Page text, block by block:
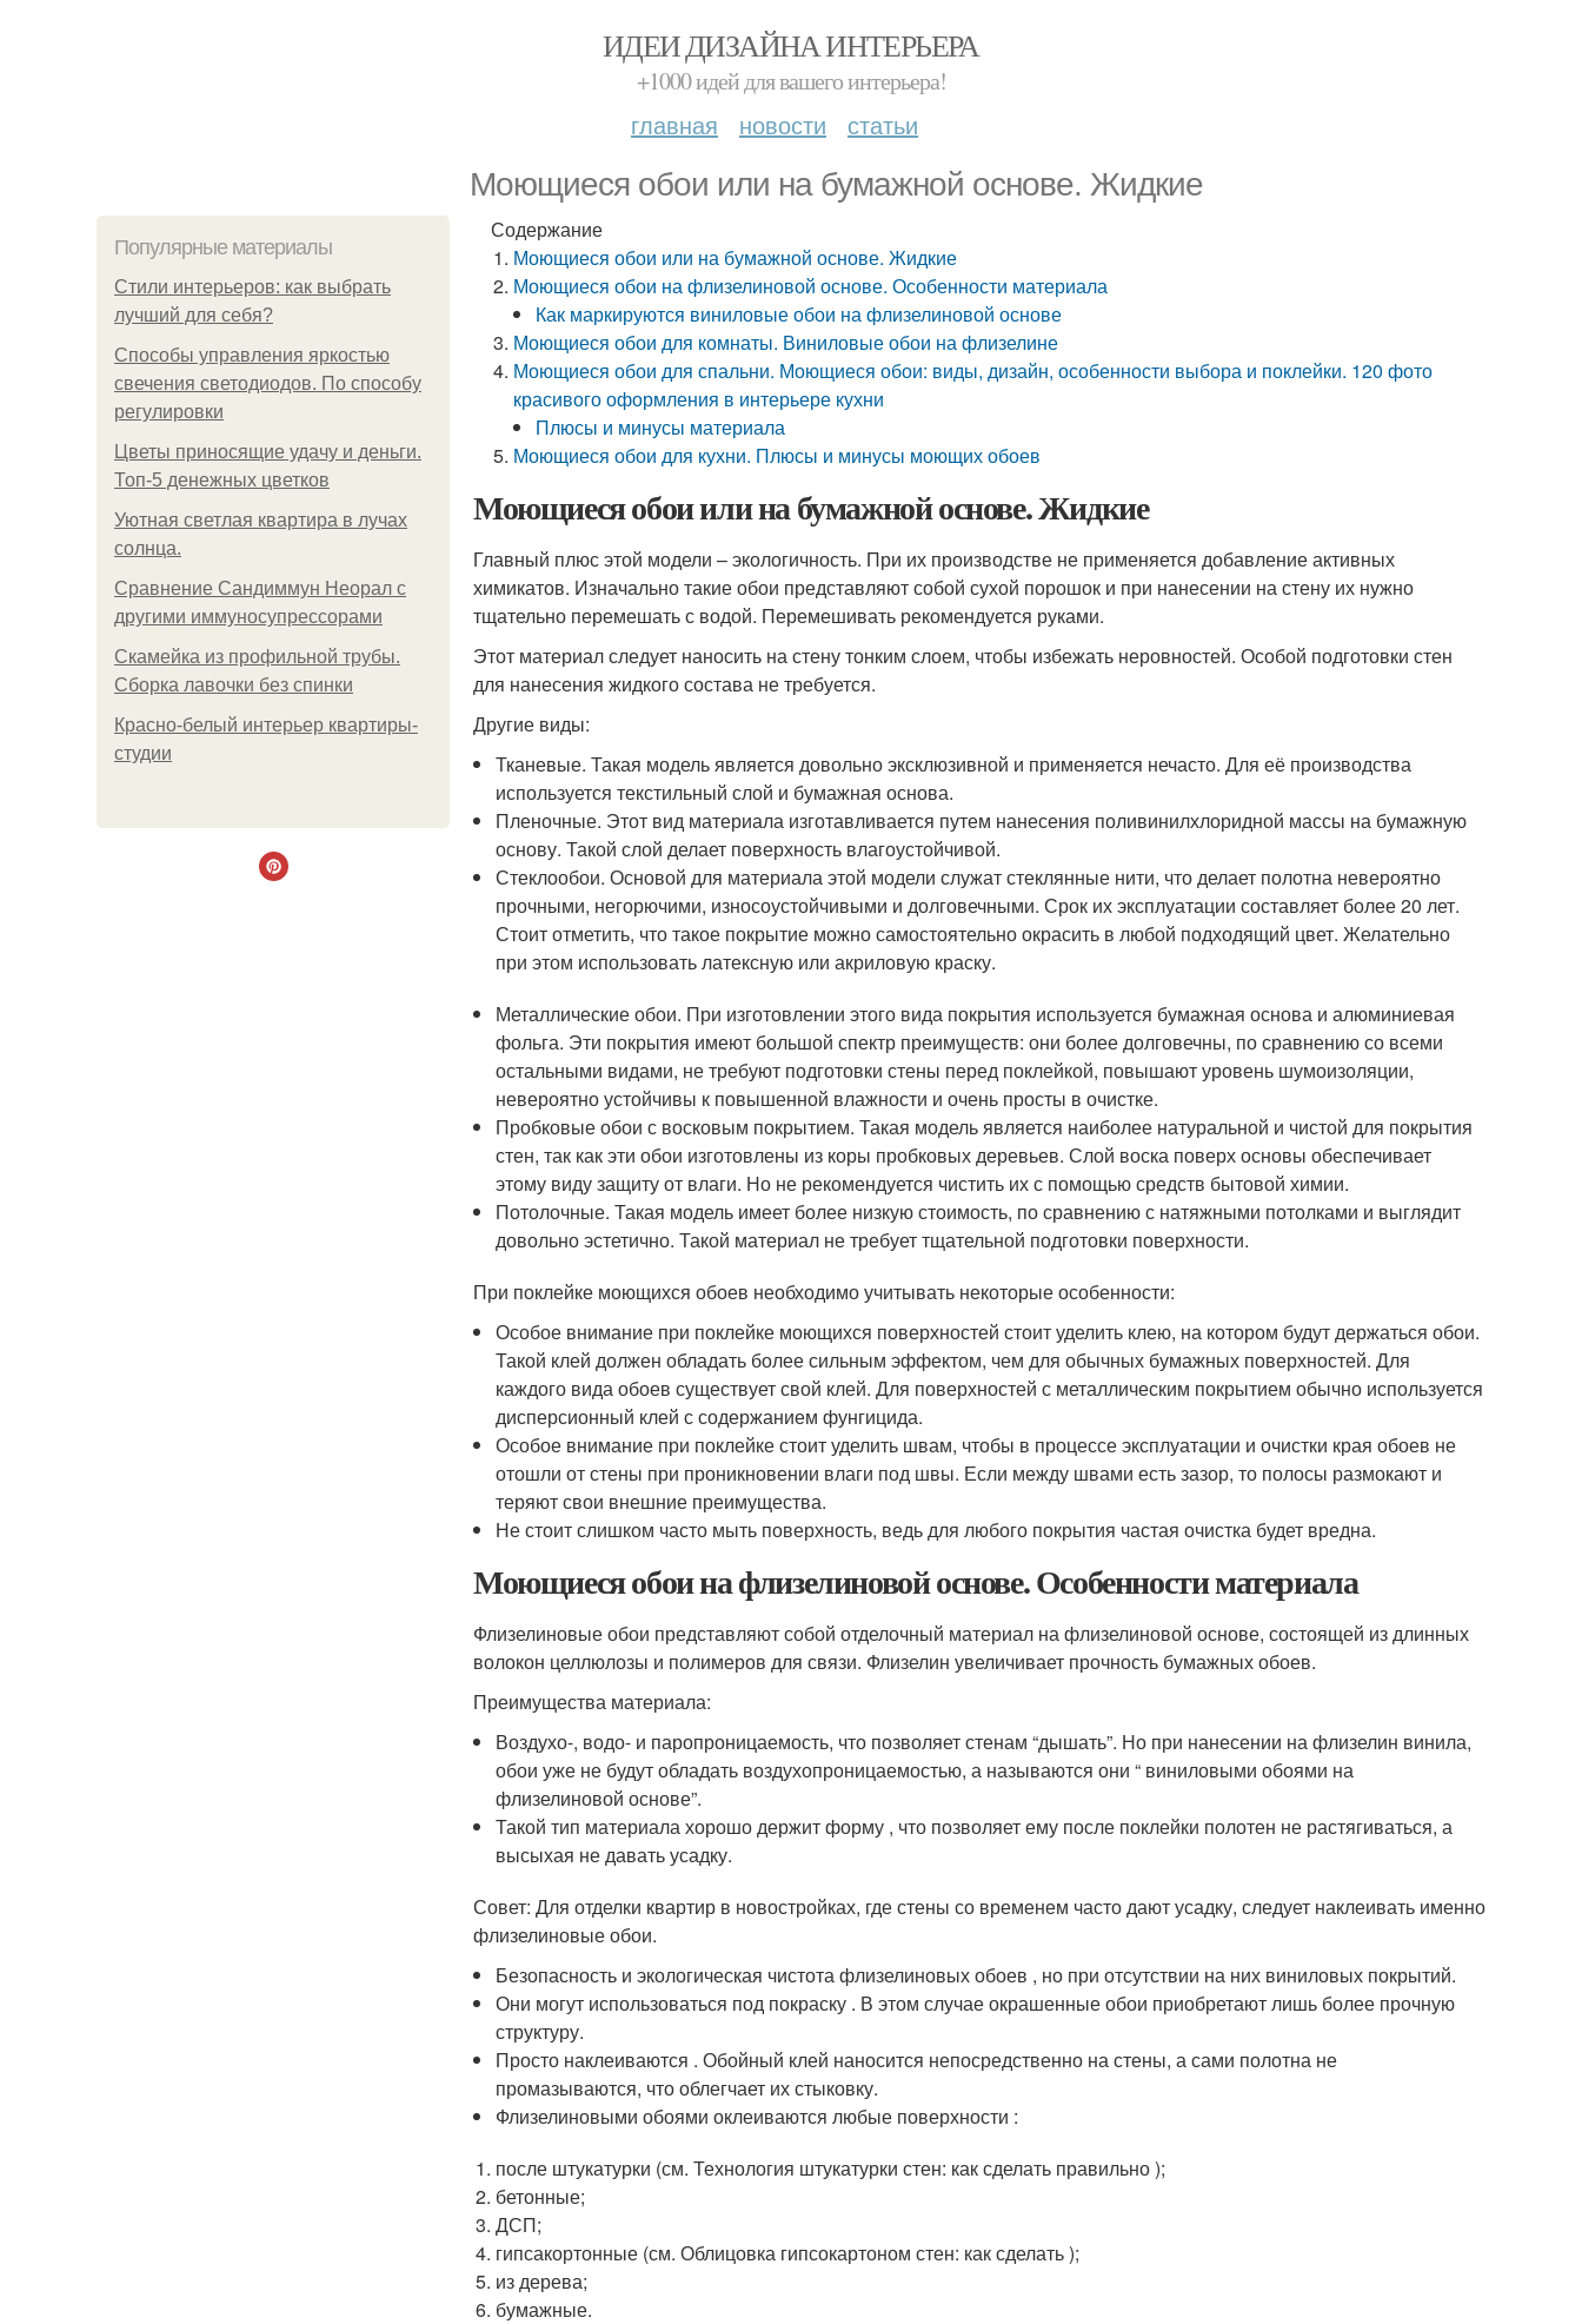
ИДЕИ ДИЗАЙНА ИНТЕРЬЕРА
+1000 идей для вашего интерьера!
главная новости статьи
Моющиеся обои или на бумажной основе. Жидкие
Популярные материалы
Стили интерьеров: как выбрать
лучший для себя?
Способы управления яркостью
свечения светодиодов. По способу
регулировки
Цветы приносящие удачу и деньги.
Топ-5 денежных цветков
Уютная светлая квартира в лучах
солнца.
Сравнение Сандиммун Неорал с
другими иммуносупрессорами
Скамейка из профильной трубы.
Сборка лавочки без спинки
Красно-белый интерьер квартиры-
студии
Содержание
Моющиеся обои или на бумажной основе. Жидкие
Моющиеся обои на флизелиновой основе. Особенности материала
Как маркируются виниловые обои на флизелиновой основе
Моющиеся обои для комнаты. Виниловые обои на флизелине
Моющиеся обои для спальни. Моющиеся обои: виды, дизайн, особенности выбора и поклейки. 120 фото
красивого оформления в интерьере кухни
Плюсы и минусы материала
Моющиеся обои для кухни. Плюсы и минусы моющих обоев
Моющиеся обои или на бумажной основе. Жидкие
Главный плюс этой модели – экологичность. При их производстве не применяется добавление активных
химикатов. Изначально такие обои представляют собой сухой порошок и при нанесении на стену их нужно
тщательно перемешать с водой. Перемешивать рекомендуется руками.
Этот материал следует наносить на стену тонким слоем, чтобы избежать неровностей. Особой подготовки стен
для нанесения жидкого состава не требуется.
Другие виды:
Тканевые. Такая модель является довольно эксклюзивной и применяется нечасто. Для её производства
используется текстильный слой и бумажная основа.
Пленочные. Этот вид материала изготавливается путем нанесения поливинилхлоридной массы на бумажную
основу. Такой слой делает поверхность влагоустойчивой.
Стеклообои. Основой для материала этой модели служат стеклянные нити, что делает полотна невероятно
прочными, негорючими, износоустойчивыми и долговечными. Срок их эксплуатации составляет более 20 лет.
Стоит отметить, что такое покрытие можно самостоятельно окрасить в любой подходящий цвет. Желательно
при этом использовать латексную или акриловую краску.
Металлические обои. При изготовлении этого вида покрытия используется бумажная основа и алюминиевая
фольга. Эти покрытия имеют большой спектр преимуществ: они более долговечны, по сравнению со всеми
остальными видами, не требуют подготовки стены перед поклейкой, повышают уровень шумоизоляции,
невероятно устойчивы к повышенной влажности и очень просты в очистке.
Пробковые обои с восковым покрытием. Такая модель является наиболее натуральной и чистой для покрытия
стен, так как эти обои изготовлены из коры пробковых деревьев. Слой воска поверх основы обеспечивает
этому виду защиту от влаги. Но не рекомендуется чистить их с помощью средств бытовой химии.
Потолочные. Такая модель имеет более низкую стоимость, по сравнению с натяжными потолками и выглядит
довольно эстетично. Такой материал не требует тщательной подготовки поверхности.
При поклейке моющихся обоев необходимо учитывать некоторые особенности:
Особое внимание при поклейке моющихся поверхностей стоит уделить клею, на котором будут держаться обои.
Такой клей должен обладать более сильным эффектом, чем для обычных бумажных поверхностей. Для
каждого вида обоев существует свой клей. Для поверхностей с металлическим покрытием обычно используется
дисперсионный клей с содержанием фунгицида.
Особое внимание при поклейке стоит уделить швам, чтобы в процессе эксплуатации и очистки края обоев не
отошли от стены при проникновении влаги под швы. Если между швами есть зазор, то полосы размокают и
теряют свои внешние преимущества.
Не стоит слишком часто мыть поверхность, ведь для любого покрытия частая очистка будет вредна.
Моющиеся обои на флизелиновой основе. Особенности материала
Флизелиновые обои представляют собой отделочный материал на флизелиновой основе, состоящей из длинных
волокон целлюлозы и полимеров для связи. Флизелин увеличивает прочность бумажных обоев.
Преимущества материала:
Воздухо-, водо- и паропроницаемость, что позволяет стенам “дышать”. Но при нанесении на флизелин винила,
обои уже не будут обладать воздухопроницаемостью, а называются они “ виниловыми обоями на
флизелиновой основе”.
Такой тип материала хорошо держит форму , что позволяет ему после поклейки полотен не растягиваться, а
высыхая не давать усадку.
Совет: Для отделки квартир в новостройках, где стены со временем часто дают усадку, следует наклеивать именно
флизелиновые обои.
Безопасность и экологическая чистота флизелиновых обоев , но при отсутствии на них виниловых покрытий.
Они могут использоваться под покраску . В этом случае окрашенные обои приобретают лишь более прочную
структуру.
Просто наклеиваются . Обойный клей наносится непосредственно на стены, а сами полотна не
промазываются, что облегчает их стыковку.
Флизелиновыми обоями оклеиваются любые поверхности :
после штукатурки (см. Технология штукатурки стен: как сделать правильно );
бетонные;
ДСП;
гипсакортонные (см. Облицовка гипсокартоном стен: как сделать );
из дерева;
бумажные.